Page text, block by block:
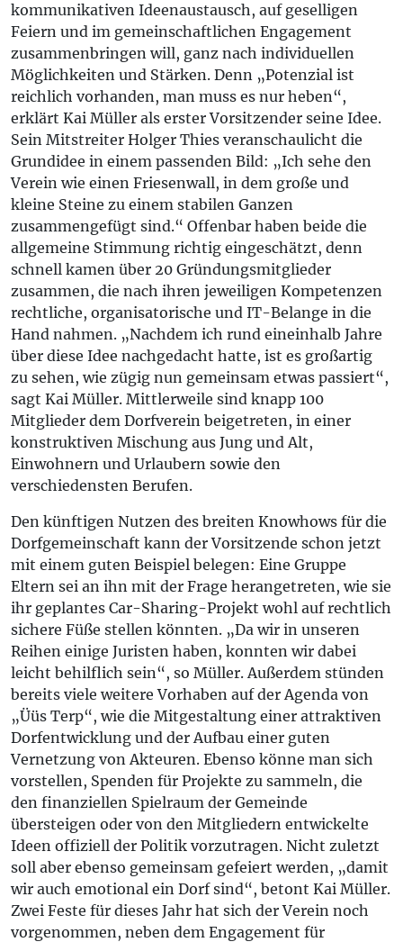
kommunikativen Ideenaustausch, auf geselligen
Feiern und im gemeinschaftlichen Engagement
zusammenbringen will, ganz nach individuellen
Möglichkeiten und Stärken. Denn „Potenzial ist
reichlich vorhanden, man muss es nur heben“,
erklärt Kai Müller als erster Vorsitzender seine Idee.
Sein Mitstreiter Holger Thies veranschaulicht die
Grundidee in einem passenden Bild: „Ich sehe den
Verein wie einen Friesenwall, in dem große und
kleine Steine zu einem stabilen Ganzen
zusammengefügt sind.“ Offenbar haben beide die
allgemeine Stimmung richtig eingeschätzt, denn
schnell kamen über 20 Gründungsmitglieder
zusammen, die nach ihren jeweiligen Kompetenzen
rechtliche, organisatorische und IT-Belange in die
Hand nahmen. „Nachdem ich rund eineinhalb Jahre
über diese Idee nachgedacht hatte, ist es großartig
zu sehen, wie zügig nun gemeinsam etwas passiert“,
sagt Kai Müller. Mittlerweile sind knapp 100
Mitglieder dem Dorfverein beigetreten, in einer
konstruktiven Mischung aus Jung und Alt,
Einwohnern und Urlaubern sowie den
verschiedensten Berufen.
Den künftigen Nutzen des breiten Knowhows für die
Dorfgemeinschaft kann der Vorsitzende schon jetzt
mit einem guten Beispiel belegen: Eine Gruppe
Eltern sei an ihn mit der Frage herangetreten, wie sie
ihr geplantes Car-Sharing-Projekt wohl auf rechtlich
sichere Füße stellen könnten. „Da wir in unseren
Reihen einige Juristen haben, konnten wir dabei
leicht behilflich sein“, so Müller. Außerdem stünden
bereits viele weitere Vorhaben auf der Agenda von
„Üüs Terp“, wie die Mitgestaltung einer attraktiven
Dorfentwicklung und der Aufbau einer guten
Vernetzung von Akteuren. Ebenso könne man sich
vorstellen, Spenden für Projekte zu sammeln, die
den finanziellen Spielraum der Gemeinde
übersteigen oder von den Mitgliedern entwickelte
Ideen offiziell der Politik vorzutragen. Nicht zuletzt
soll aber ebenso gemeinsam gefeiert werden, „damit
wir auch emotional ein Dorf sind“, betont Kai Müller.
Zwei Feste für dieses Jahr hat sich der Verein noch
vorgenommen, neben dem Engagement für